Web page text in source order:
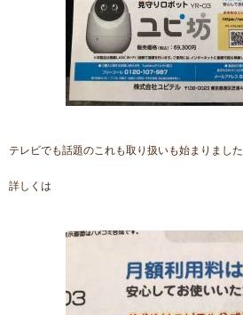
テレビでも話題のこれも取り扱いも始まりました
詳しくは